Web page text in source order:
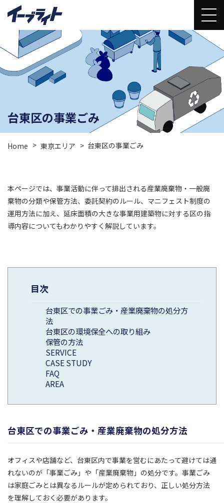
台東区の事業ごみ
Home 東京エリア 台東区の事業ごみ
本ページでは、事業活動に伴って排出される産業廃棄物・一般廃
棄物の分類や保管方法、委託契約のルール、マニフェスト制度の
運用方法に加え、延床面積の大きな事業用建築物に対する区の指
導内容についてもわかりやすく解説しています。
目次
台東区での事業ごみ・産業廃棄物の処分方
法
台東区の環境保全への取り組み
保管の方法
SERVICE
CASE STUDY
FAQ
AREA
台東区での事業ごみ・産業廃棄物の処分方法
オフィスや店舗など、台東区内で事業を営むにあたって避けては通
れないのが「事業ごみ」や「産業廃棄物」の処分です。事業ごみ
は家庭ごみとは異なるルールが定められており、正しい処分方法
を理解しておく必要があります。